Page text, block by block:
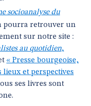
socioanalyse du
pourra retrouver un
sur notre site :
au quotidien,
« Presse bourgeoise,
et perspectives
ses livres sont